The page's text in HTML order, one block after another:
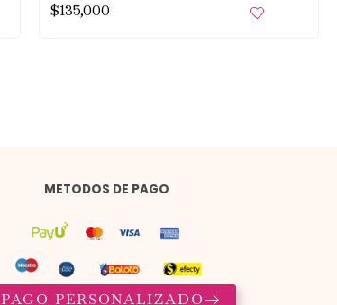
$135,000
METODOS DE PAGO
PAGO PERSONALIZADO